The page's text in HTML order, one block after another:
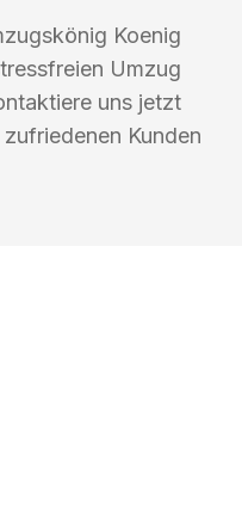
Koenig
Umzug
uns jetzt
Kunden